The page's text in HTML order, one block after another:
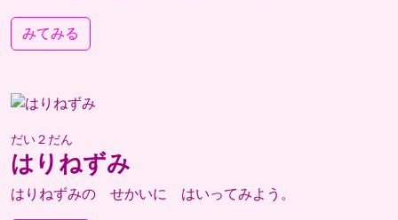
みてみる
だい２だん
はりねずみ
はりねずみの せかいに はいってみよう。